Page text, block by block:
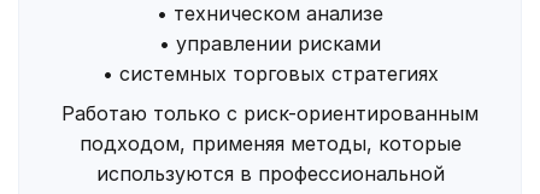
• техническом анализе
• управлении рисками
• системных торговых стратегиях
Работаю только с риск-ориентированным
подходом, применяя методы, которые
используются в профессиональной